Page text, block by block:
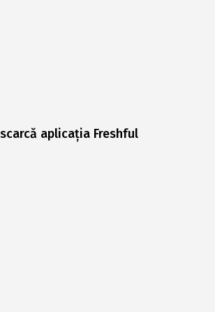
aplicația Freshful